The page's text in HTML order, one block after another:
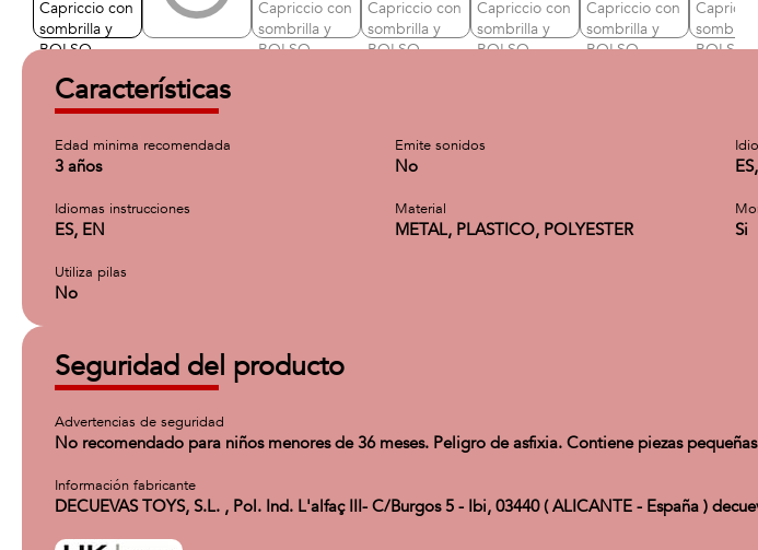
Características
Edad minima recomendada
3 años
Emite sonidos
No
Idiomas instrucciones
ES, EN
Material
METAL, PLASTICO, POLYESTER Si
Utiliza pilas
No
Seguridad del producto
Advertencias de seguridad
No recomendado para niños menores de 36 meses. Peligro de asfixia. Contiene piezas
Información fabricante
DECUEVAS TOYS, S.L. , Pol. Ind. L'alfaç III- C/Burgos 5 - Ibi, 03440 ( ALICANTE - España )